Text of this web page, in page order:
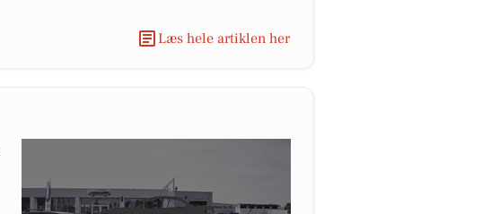
Læs hele artiklen her